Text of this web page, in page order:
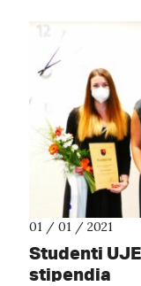
01 / 01 / 2021
Studenti
stipendia